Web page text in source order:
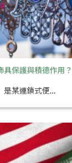
保護與積德作用？
是某連鎖式便...